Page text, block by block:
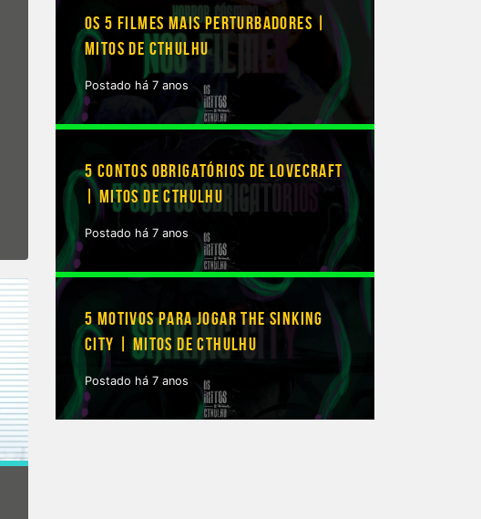
OS 5 FILMES MAIS PERTURBADORES |
MITOS DE CTHULHU
Postado há 7 anos
5 CONTOS OBRIGATÓRIOS DE LOVECRAFT
| MITOS DE CTHULHU
Postado há 7 anos
5 MOTIVOS PARA JOGAR THE SINKING
CITY | MITOS DE CTHULHU
Postado há 7 anos